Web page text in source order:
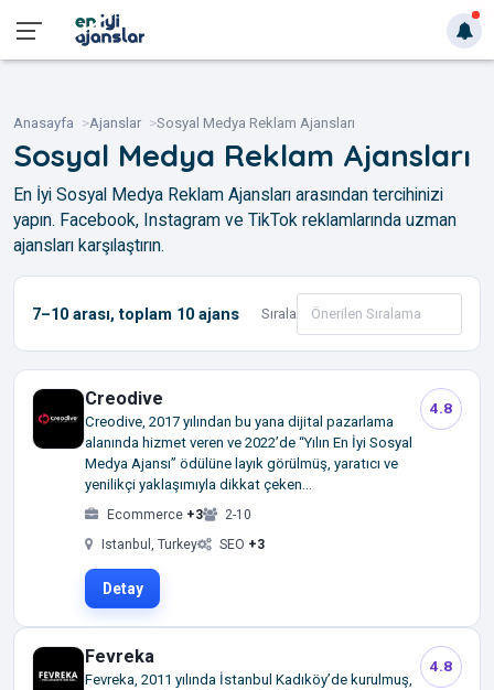
Anasayfa Ajanslar Sosyal Medya Reklam Ajansları
Sosyal Medya Reklam Ajansları
En İyi Sosyal Medya Reklam Ajansları arasından tercihinizi
yapın. Facebook, Instagram ve TikTok reklamlarında uzman
ajansları karşılaştırın.
7–10 arası, toplam 10 ajans Sırala
Creodive
Creodive, 2017 yılından bu yana dijital pazarlama
alanında hizmet veren ve 2022’de “Yılın En İyi Sosyal
Medya Ajansı” ödülüne layık görülmüş, yaratıcı ve
yenilikçi yaklaşımıyla dikkat çeken...
Ecommerce +3
2-10
Istanbul, Turkey
SEO +3
Detay
4.8
Fevreka
Fevreka, 2011 yılında İstanbul Kadıköy’de kurulmuş,
4.8